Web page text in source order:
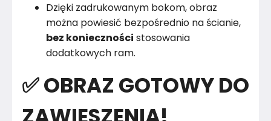
Dzięki zadrukowanym bokom, obraz
można powiesić bezpośrednio na ścianie,
bez konieczności stosowania
dodatkowych ram.
✅ OBRAZ GOTOWY DO